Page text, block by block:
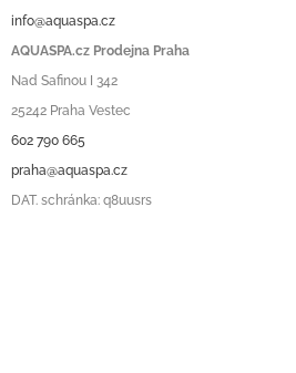
info@aquaspa.cz
AQUASPA.cz Prodejna Praha
Nad Safinou I 342
25242 Praha Vestec
602 790 665
praha@aquaspa.cz
DAT. schránka: q8uusrs